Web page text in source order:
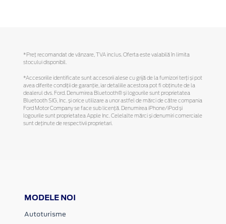
*Preţ recomandat de vânzare, TVA inclus. Oferta este valabilă în limita
stocului disponibil.
*Accesoriile identificate sunt accesorii alese cu grijă de la furnizori terți și pot
avea diferite condiții de garanție, iar detaliile acestora pot fi obținute de la
dealerul dvs. Ford. Denumirea Bluetooth® și logourile sunt proprietatea
Bluetooth SIG, Inc. și orice utilizare a unor astfel de mărci de către compania
Ford Motor Company se face sub licență. Denumirea iPhone/iPod și
logourile sunt proprietatea Apple Inc. Celelalte mărci și denumiri comerciale
sunt deținute de respectivii proprietari.
MODELE NOI
Autoturisme